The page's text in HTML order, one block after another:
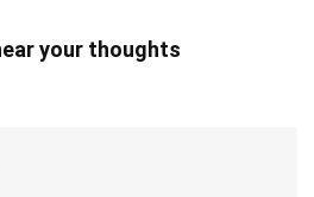
your thoughts